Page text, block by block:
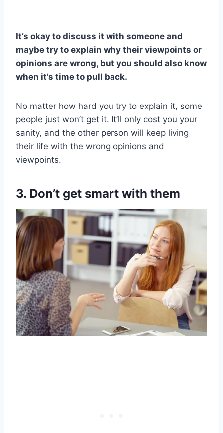
It’s okay to discuss it with someone and
maybe try to explain why their viewpoints or
opinions are wrong, but you should also know
when it’s time to pull back.
No matter how hard you try to explain it, some
people just won’t get it. It’ll only cost you your
sanity, and the other person will keep living
their life with the wrong opinions and
viewpoints.
3. Don’t get smart with them